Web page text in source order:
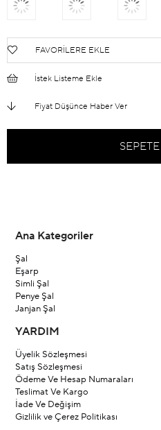
FAVORILERE EKLE
İstek Listeme Ekle
Fiyat Düşünce Haber Ver
Ana Kategoriler
Şal
Eşarp
Simli Şal
Penye Şal
Janjan Şal
YARDIM
Üyelik Sözleşmesi
Satış Sözleşmesi
Ödeme Ve Hesap Numaraları
Teslimat Ve Kargo
İade Ve Değişim
Gizlilik ve Çerez Politikası